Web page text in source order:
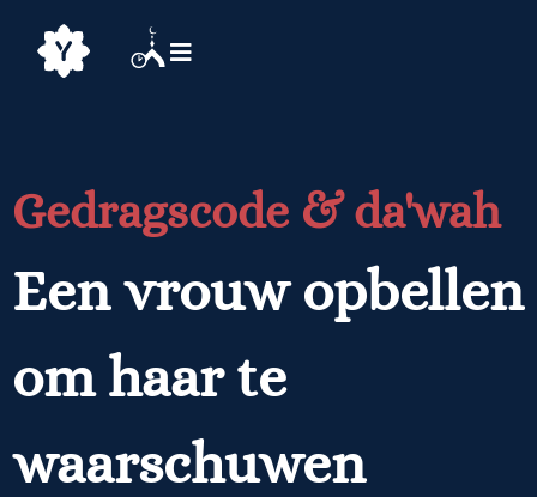
Gedragscode & da'wah
Een vrouw opbellen
om haar te
waarschuwen